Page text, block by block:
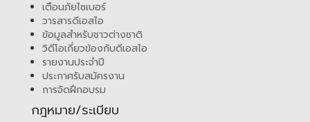
เตือนภัยไซเบอร์
วารสารดีเอสไอ
ข้อมูลสำหรับชาวต่างชาติ
วิดีโอเกี่ยวข้องกับดีเอสไอ
รายงานประจำปี
ประกาศรับสมัครงาน
การจัดฝึกอบรม
กฎหมาย/ระเบียบ